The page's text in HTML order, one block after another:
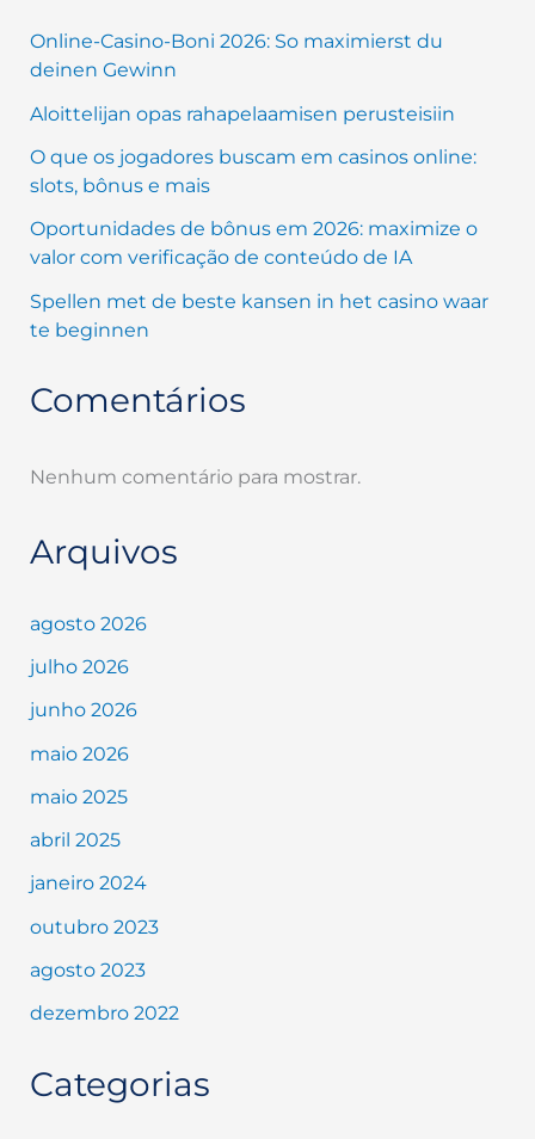
Online-Casino-Boni 2026: So maximierst du
deinen Gewinn
Aloittelijan opas rahapelaamisen perusteisiin
O que os jogadores buscam em casinos online:
slots, bônus e mais
Oportunidades de bônus em 2026: maximize o
valor com verificação de conteúdo de IA
Spellen met de beste kansen in het casino waar
te beginnen
Comentários
Nenhum comentário para mostrar.
Arquivos
agosto 2026
julho 2026
junho 2026
maio 2026
maio 2025
abril 2025
janeiro 2024
outubro 2023
agosto 2023
dezembro 2022
Categorias